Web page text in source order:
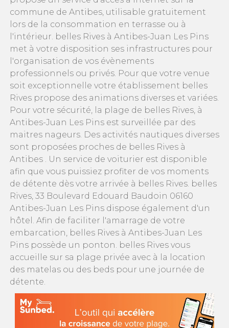
commune de Antibes, utilisable gratuitement
lors de la consommation en terrasse ou à
l'intérieur. belles Rives à Antibes-Juan Les Pins
met à votre disposition ses infrastructures pour
l'organisation de vos évènements
professionnels ou privés. Pour que votre venue
soit exceptionnelle votre établissement belles
Rives propose des animations diverses et variées.
Pour votre sécurité, la plage de belles Rives, à
Antibes-Juan Les Pins est surveillée par des
maitres nageurs. Des activités nautiques diverses
sont proposées proches de belles Rives à
Antibes . Un service de voiturier est disponible
afin que vous puissiez profiter de vos moments
de détente dès votre arrivée à belles Rives. belles
Rives, 33 Boulevard Edouard Baudoin 06160
Antibes-Juan Les Pins dispose également d'un
hôtel. Afin de faciliter l'amarrage de votre
embarcation, belles Rives à Antibes-Juan Les
Pins possède un ponton. belles Rives vous
accueille sur sa plage privée avec à la location
des matelas ou des beds pour une journée de
détente.